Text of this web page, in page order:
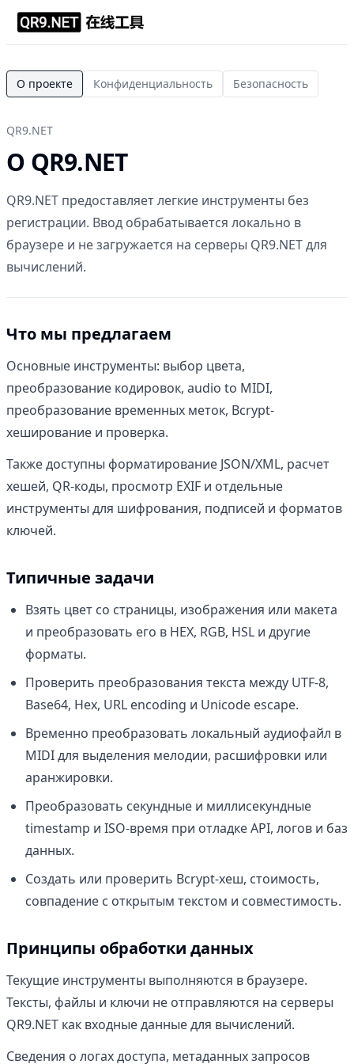
О проекте Конфиденциальность Безопасность
QR9.NET
О QR9.NET
QR9.NET предоставляет легкие инструменты без
регистрации. Ввод обрабатывается локально в
браузере и не загружается на серверы QR9.NET для
вычислений.
Что мы предлагаем
Основные инструменты: выбор цвета,
преобразование кодировок, audio to MIDI,
преобразование временных меток, Bcrypt-
хеширование и проверка.
Также доступны форматирование JSON/XML, расчет
хешей, QR-коды, просмотр EXIF и отдельные
инструменты для шифрования, подписей и форматов
ключей.
Типичные задачи
Взять цвет со страницы, изображения или макета
и преобразовать его в HEX, RGB, HSL и другие
форматы.
Проверить преобразования текста между UTF-8,
Base64, Hex, URL encoding и Unicode escape.
Временно преобразовать локальный аудиофайл в
MIDI для выделения мелодии, расшифровки или
аранжировки.
Преобразовать секундные и миллисекундные
timestamp и ISO-время при отладке API, логов и баз
данных.
Создать или проверить Bcrypt-хеш, стоимость,
совпадение с открытым текстом и совместимость.
Принципы обработки данных
Текущие инструменты выполняются в браузере.
Тексты, файлы и ключи не отправляются на серверы
QR9.NET как входные данные для вычислений.
Сведения о логах доступа, метаданных запросов